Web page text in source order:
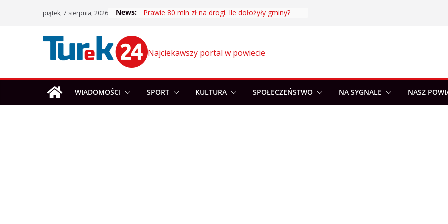
piątek, 7 sierpnia, 2026 News: Prawie 80 mln zł na drogi. Ile dołożyły gminy?
Najciekawszy portal w powiecie
WIADOMOŚCI SPORT KULTURA SPOŁECZEŃSTWO NA SYGNALE NASZ